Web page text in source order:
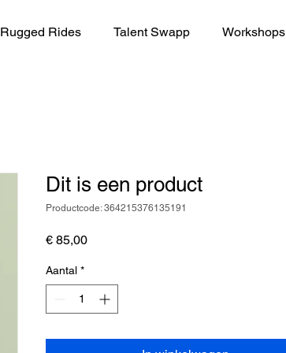
Rugged Rides Talent Swapp Workshops
Dit is een product
Productcode: 364215376135191
€ 85,00Prijs
Aantal *